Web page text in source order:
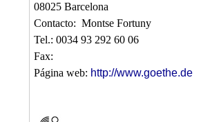
08025 Barcelona
Contacto: Montse Fortuny
Tel.: 0034 93 292 60 06
Fax:
Página web: http://www.goethe.de